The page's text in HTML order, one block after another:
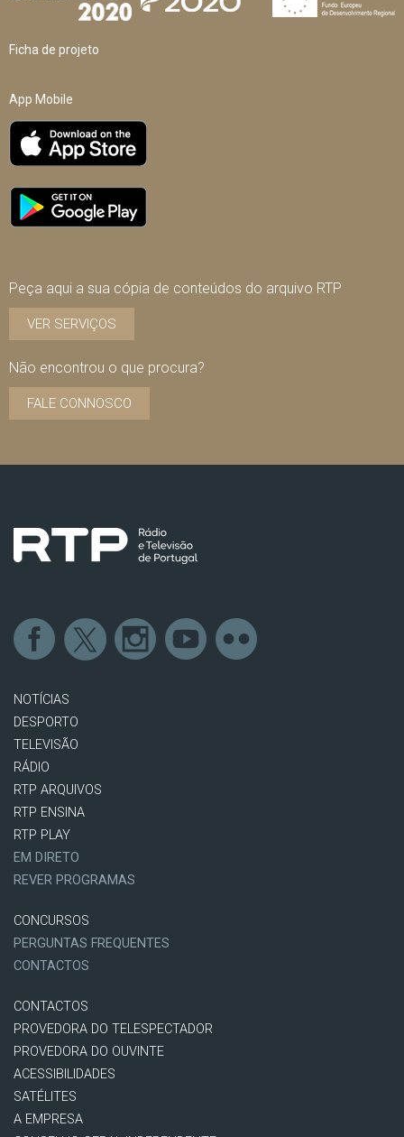
Ficha de projeto
App Mobile
Peça aqui a sua cópia de conteúdos do arquivo RTP
VER SERVIÇOS
Não encontrou o que procura?
FALE CONNOSCO
NOTÍCIAS
DESPORTO
TELEVISÃO
RÁDIO
RTP ARQUIVOS
RTP ENSINA
RTP PLAY
EM DIRETO
REVER PROGRAMAS
CONCURSOS
PERGUNTAS FREQUENTES
CONTACTOS
CONTACTOS
PROVEDORA DO TELESPECTADOR
PROVEDORA DO OUVINTE
ACESSIBILIDADES
SATÉLITES
A EMPRESA